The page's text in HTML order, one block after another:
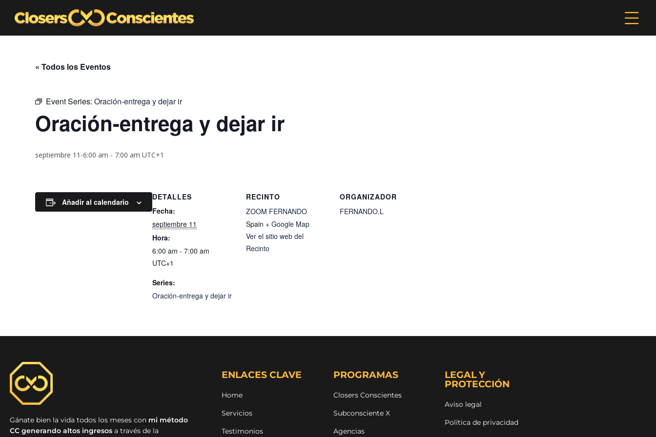
« Todos los Eventos
Event Series: Oración-entrega y dejar ir
Oración-entrega y dejar ir
septiembre 11-6:00 am - 7:00 am UTC+1
Añadir al calendario
DETALLES
Fecha:
septiembre 11
Hora:
6:00 am - 7:00 am
UTC+1
Series:
Oración-entrega y dejar ir
RECINTO
ZOOM FERNANDO
Spain + Google Map
Ver el sitio web del
Recinto
ORGANIZADOR
FERNANDO.L
Gánate bien la vida todos los meses con mi método
CC generando altos ingresos a través de la
ENLACES CLAVE
Home
Servicios
Testimonios
PROGRAMAS
Closers Conscientes
Subconsciente X
Agencias
LEGAL Y
PROTECCIÓN
Aviso legal
Política de privacidad